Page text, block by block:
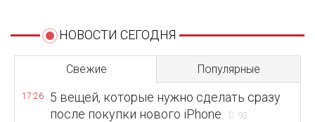
НОВОСТИ СЕГОДНЯ
Свежие Популярные
17:26
5 вещей, которые нужно сделать сразу
после покупки нового iPhone
93